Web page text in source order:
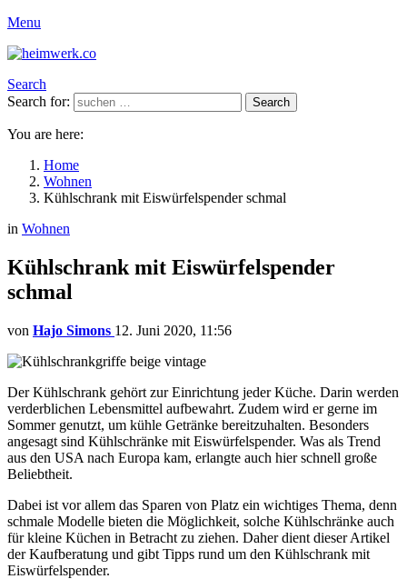
Menu
Search
Search for:
Search
You are here:
Home
Wohnen
Kühlschrank mit Eiswürfelspender schmal
in Wohnen
Kühlschrank mit Eiswürfelspender
schmal
von Hajo Simons 12. Juni 2020, 11:56
Der Kühlschrank gehört zur Einrichtung jeder Küche. Darin werden
verderblichen Lebensmittel aufbewahrt. Zudem wird er gerne im
Sommer genutzt, um kühle Getränke bereitzuhalten. Besonders
angesagt sind Kühlschränke mit Eiswürfelspender. Was als Trend
aus den USA nach Europa kam, erlangte auch hier schnell große
Beliebtheit.
Dabei ist vor allem das Sparen von Platz ein wichtiges Thema, denn
schmale Modelle bieten die Möglichkeit, solche Kühlschränke auch
für kleine Küchen in Betracht zu ziehen. Daher dient dieser Artikel
der Kaufberatung und gibt Tipps rund um den Kühlschrank mit
Eiswürfelspender.